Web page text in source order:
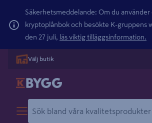
Säkerhetsmeddelande: Om du använder
kryptoplånbok och besökte K-gruppens
den 27 juli, läs viktig tilläggsinformation.
Välj butik